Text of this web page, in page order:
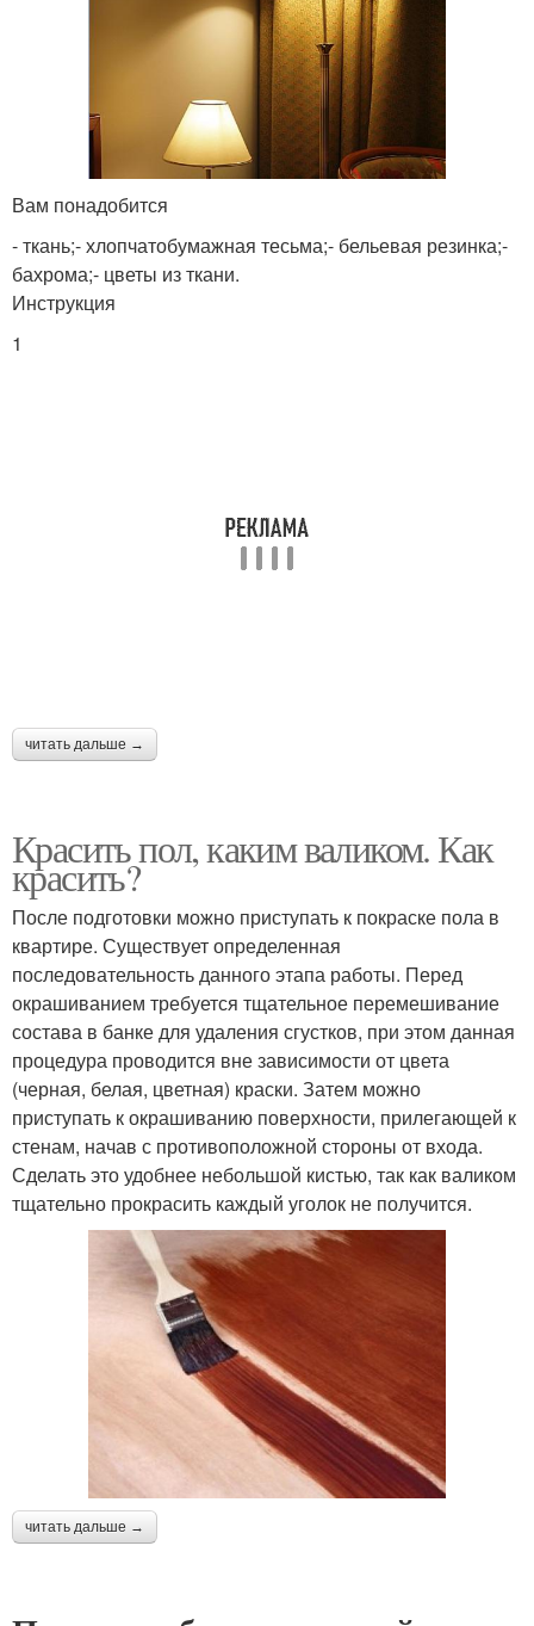
Вам понадобится
- ткань;- хлопчатобумажная тесьма;- бельевая резинка;-
бахрома;- цветы из ткани.
Инструкция
1
читать дальше →
Красить пол, каким валиком. Как
красить?
После подготовки можно приступать к покраске пола в
квартире. Существует определенная
последовательность данного этапа работы. Перед
окрашиванием требуется тщательное перемешивание
состава в банке для удаления сгустков, при этом данная
процедура проводится вне зависимости от цвета
(черная, белая, цветная) краски. Затем можно
приступать к окрашиванию поверхности, прилегающей к
стенам, начав с противоположной стороны от входа.
Сделать это удобнее небольшой кистью, так как валиком
тщательно прокрасить каждый уголок не получится.
читать дальше →